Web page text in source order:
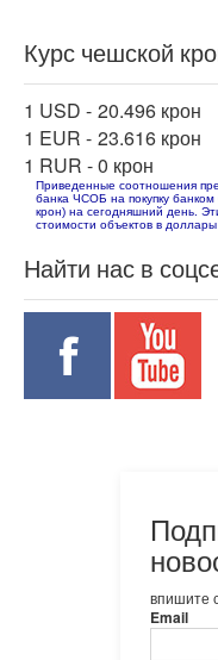
Курс чешской
1 USD - 20.496 крон
1 EUR - 23.616 крон
1 RUR -0 крон
Приведенные соотношения
банка ЧСОБ на покупку
крон) на сегодняшний день.
стоимости объектов в доллары
Найти нас в
впишите
Email